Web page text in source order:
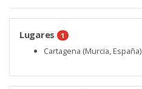
Lugares 1
Cartagena (Murcia, España)